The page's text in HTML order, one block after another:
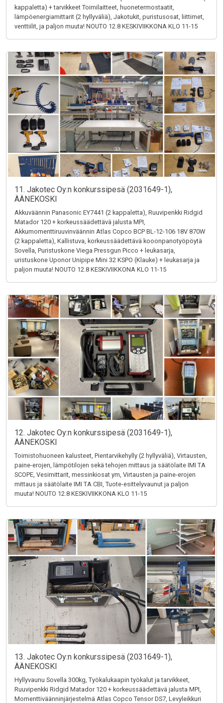
kappaletta) + tarvikkeet Toimilaitteet, huonetermostaatit,
lämpöenergiamittarit (2 hyllyväliä), Jakotukit, puristusosat, liittimet,
venttiilit, ja paljon muuta! NOUTO 12.8 KESKIVIIKKONA KLO 11-15
11. Jakotec Oy:n konkurssipesä (2031649-1),
ÄÄNEKOSKI
Akkuväännin Panasonic EY7441 (2 kappaletta), Ruuvipenkki Ridgid
Matador 120 + korkeussäädettävä jalusta MPI,
Akkumomenttiruuvinväännin Atlas Copco BCP BL-12-106 18V 870W
(2 kappaletta), Kallistuva, korkeussäädettävä kooonpanotyöpöytä
Sovella, Puristuskone Viega Pressgun Picco + leukasarja,
uristuskone Uponor Unipipe Mini 32 KSPO (Klauke) + leukasarja ja
paljon muuta! NOUTO 12.8 KESKIVIIKKONA KLO 11-15
12. Jakotec Oy:n konkurssipesä (2031649-1),
ÄÄNEKOSKI
Toimistohuoneen kalusteet, Pientarvikehylly (2 hyllyväliä), Virtausten,
paine-erojen, lämpötilojen sekä tehojen mittaus ja säätölaite IMI TA
SCOPE, Vesimittarit, messinkiosat ym, Virtausten ja paine-erojen
mittaus ja säätölaite IMI TA CBI, Tuote-esittelyvaunut ja paljon
muuta! NOUTO 12.8 KESKIVIIKKONA KLO 11-15
13. Jakotec Oy:n konkurssipesä (2031649-1),
ÄÄNEKOSKI
Hyllyvaunu Sovella 300kg, Työkalukaapin työkalut ja tarvikkeet,
Ruuvipenkki Ridgid Matador 120 + korkeussäädettävä jalusta MPI,
Momenttiväänninjärjestelmä Atlas Copco Tensor DS7, Levyleikkuri